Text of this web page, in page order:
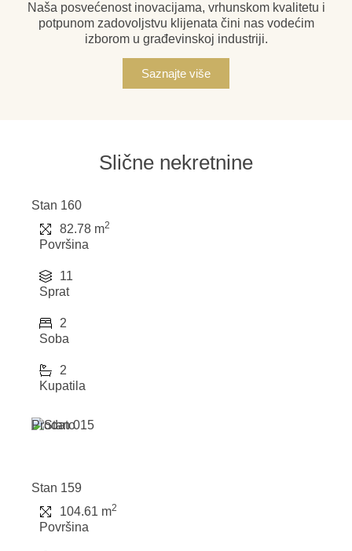
Naša posvećenost inovacijama, vrhunskom kvalitetu i
potpunom zadovoljstvu klijenata čini nas vodećim
izborom u građevinskoj industriji.
Saznajte više
Slične nekretnine
Stan 160
82.78 m2
Površina
11
Sprat
2
Soba
2
Kupatila
Prodato
Stan 159
104.61 m2
Površina